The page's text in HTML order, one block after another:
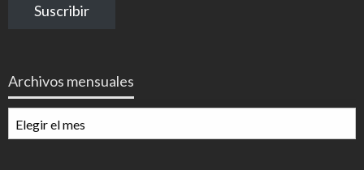
electrónico
Suscribir
Archivos mensuales
mensuales